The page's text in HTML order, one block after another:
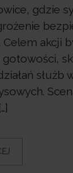
gdzie
akcji
służb